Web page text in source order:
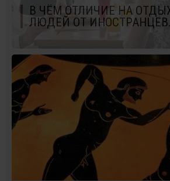
В ЧЁМ ОТЛИЧИЕ НА
ЛЮДЕЙ ОТ ИНОСТРАНЦЕВ.